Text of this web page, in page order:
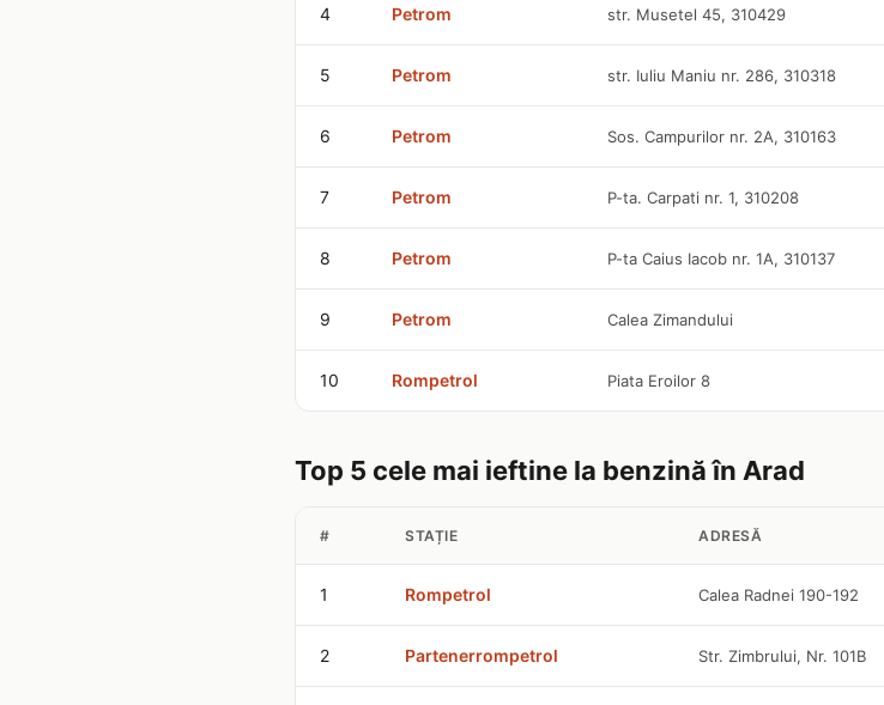
4 Petrom str. Musetel 45, 310429
5 Petrom str. Iuliu Maniu nr. 286, 310318
6 Petrom Sos. Campurilor nr. 2A, 310163
7 Petrom P-ta. Carpati nr. 1, 310208
8 Petrom P-ta Caius Iacob nr. 1A, 310137
9 Petrom Calea Zimandului
10 Rompetrol Piata Eroilor 8
Top 5 cele mai ieftine la benzină în Arad
# STAȚIE ADRESĂ
1 Rompetrol Calea Radnei 190-192
2 Partenerrompetrol Str. Zimbrului, Nr. 101B